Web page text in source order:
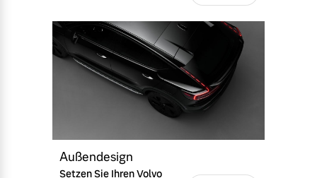
Außendesign
Setzen Sie Ihren Volvo